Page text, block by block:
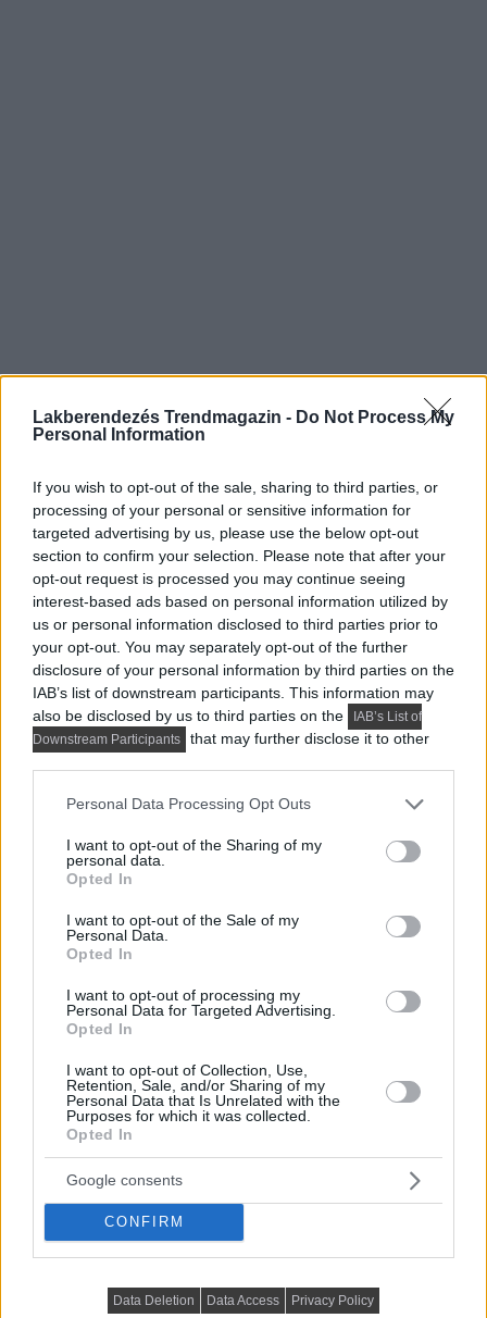
Lakberendezés Trendmagazin - Do Not Process My
Personal Information
If you wish to opt-out of the sale, sharing to third parties, or
processing of your personal or sensitive information for
targeted advertising by us, please use the below opt-out
section to confirm your selection. Please note that after your
opt-out request is processed you may continue seeing
interest-based ads based on personal information utilized by
us or personal information disclosed to third parties prior to
your opt-out. You may separately opt-out of the further
disclosure of your personal information by third parties on the
IAB’s list of downstream participants. This information may
also be disclosed by us to third parties on the
IAB’s List of
Downstream Participants
that may further disclose it to other
Please note that this website/app uses one or more Google
not limited to your visit or usage behaviour. You may click to
grant or deny consent to Google and its third-party tags to
use your data for below specified purposes in below Google
consent section.
Personal Data Processing Opt Outs
I want to opt-out of the Sharing of my
personal data.
Opted In
I want to opt-out of the Sale of my
Personal Data.
Opted In
I want to opt-out of processing my
Personal Data for Targeted Advertising.
Opted In
I want to opt-out of Collection, Use,
Retention, Sale, and/or Sharing of my
Personal Data that Is Unrelated with the
Purposes for which it was collected.
Opted In
Google consents
CONFIRM
Data Deletion Data Access Privacy Policy
Előző cikk
Okosotthon trendek, új technológiák és
fejlesztések
Következő cikk
A praktikus DIY lakberendezés szabályai